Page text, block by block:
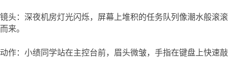
镜头：深夜机房灯光闪烁，屏幕上堆积的任务队列像潮水般滚滚
而来。
动作：小绩同学站在主控台前，眉头微皱，手指在键盘上快速敲